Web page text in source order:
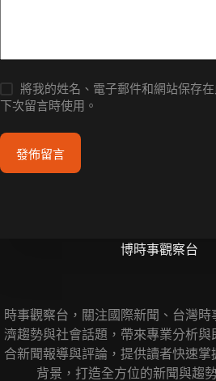
將我的姓名、電子郵件和網站保存
下次留言時使用。
發佈留言
博時事觀察台
時事觀察台，關注國際新聞、台灣時
濟趨勢與社會話題，帶來專業分析與
合新聞報導與評論，提供讀者快速掌
背景，打造全方位的新聞與趨